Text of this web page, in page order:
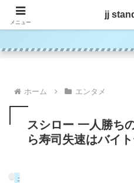
jj
ホーム エンタメ
スシロー 一人勝ち
ら寿司失速はバイ
エンタメ
メニュー
jj